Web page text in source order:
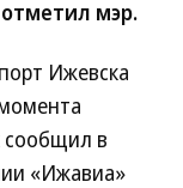
мэр.
Ижевска
сообщил в
«Ижавиа»